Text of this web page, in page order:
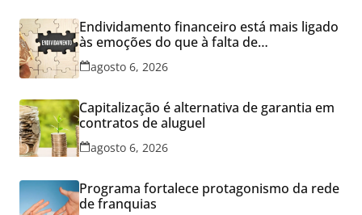
Endividamento financeiro está mais ligado
às emoções do que à falta de
conhecimento
agosto 6, 2026
Capitalização é alternativa de garantia em
contratos de aluguel
agosto 6, 2026
Programa fortalece protagonismo da rede
de franquias